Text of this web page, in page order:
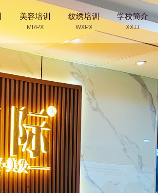
美容培训
MRPX
纹绣培训
WXPX
学校简介
XXJJ